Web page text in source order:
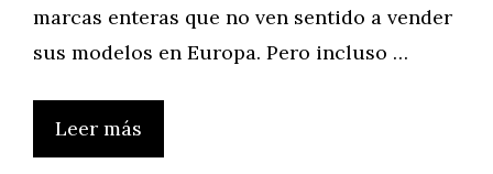
marcas enteras que no ven sentido a vender
sus modelos en Europa. Pero incluso …
Leer más